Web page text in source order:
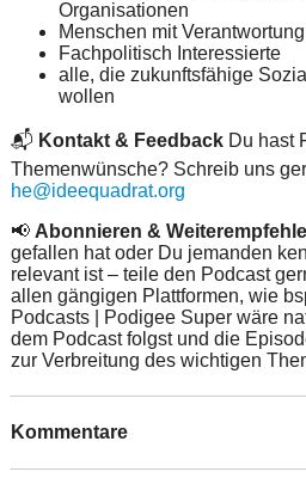
Organisationen
Menschen mit
Fachpolitisch Interessierte
alle, die zukunftsfähige
wollen
📬 Kontakt & FeedbackDu hast
Themenwünsche? Schreib uns
he@ideequadrat.org
📢 Abonnieren &
gefallen hat oder Du jemanden
relevant ist – teile den Podcast
allen gängigen Plattformen, wie
Podcasts | Podigee Super wäre
dem Podcast folgst und die
zur Verbreitung des wichtigen
Kommentare